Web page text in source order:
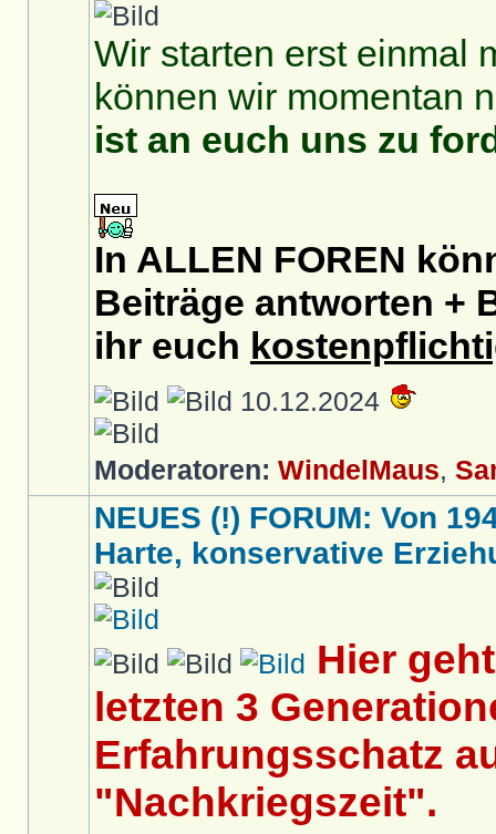
Wir starten erst einmal
können wir momentan
ist an euch uns zu
In ALLEN FOREN
Beiträge antworten +
ihr euch
10.12.2024
Moderatoren: WindelMaus,
NEUES (!) FORUM: Von
Harte, konservative
Hier
letzten 3
Erfahrungsschatz
"Nachkriegszeit".